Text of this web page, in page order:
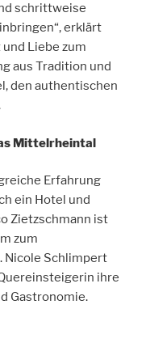
schrittweise
erklärt
Liebe zum
aus Tradition und
den authentischen
Mittelrheintal
Erfahrung
ein Hotel und
Zietzschmann ist
zum
Nicole Schlimpert
ihre
Gastronomie.